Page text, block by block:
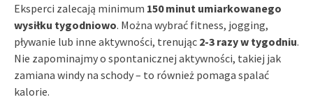
Eksperci zalecają minimum 150 minut umiarkowanego
wysiłku tygodniowo. Można wybrać fitness, jogging,
pływanie lub inne aktywności, trenując 2-3 razy w tygodniu.
Nie zapominajmy o spontanicznej aktywności, takiej jak
zamiana windy na schody – to również pomaga spalać
kalorie.